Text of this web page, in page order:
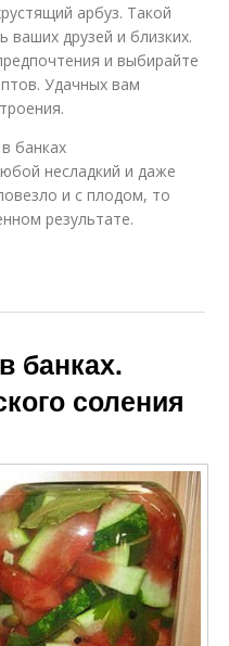
арбуз. Такой
ваших друзей и близких.
и выбирайте
Удачных вам
банках
несладкий и даже
и с плодом, то
результате.
банках.
соления